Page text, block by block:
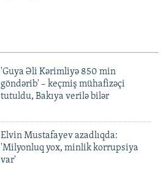
'Guya Əli Kərimliyə 850 min
göndərib' – keçmiş mühafizəçi
tutuldu, Bakıya verilə bilər
Elvin Mustafayev azadlıqda:
'Milyonluq yox, minlik korrupsiya
var'